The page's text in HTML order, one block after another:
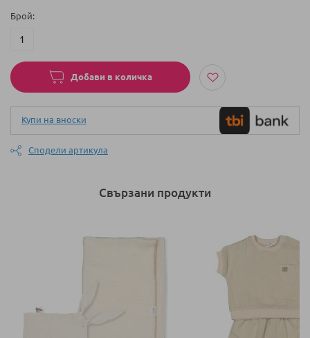
Брой
Добави в количка
Купи на вноски
Сподели артикула
Свързани продукти